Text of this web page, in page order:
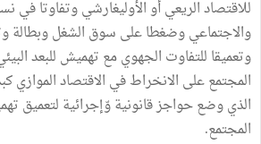
للاقتصاد الريعي أو الأوليغارشي وتفاوتا في
والاجتماعي وضغطا على سوق الشغل وبطالة
وتعميقا للتفاوت الجهوي مع تهميش للبعد
المجتمع على الانخراط في الاقتصاد الموازي
الذي وضع حواجز قانونية وّإجرائية لتعميق
المجتمع.